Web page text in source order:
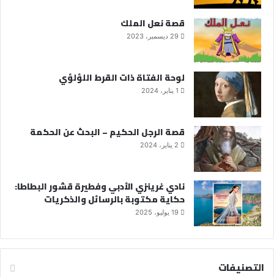
قصة نعل الملك
29 ديسمبر، 2023
لوحة الفتاة ذات القرط اللؤلؤي
1 يناير، 2024
قصة الرجل الحكيم – البحث عن الحكمة
2 يناير، 2024
نادي غرينزي الأدبي وفطيرة قشور البطاطا:
حكاية مكتوبة بالرسائل والذكريات
19 يوليو، 2025
التصنيفات